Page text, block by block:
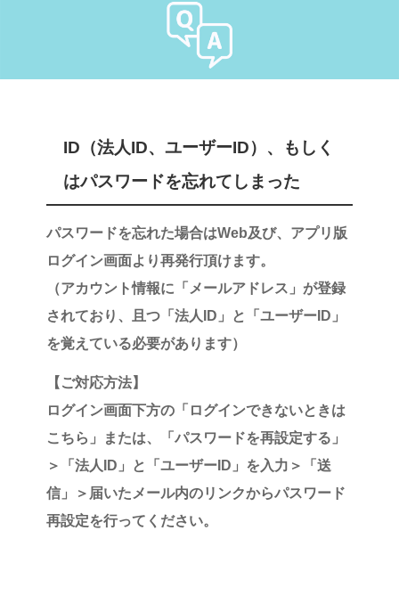
ID（法人ID、ユーザーID）、もしく
はパスワードを忘れてしまった
パスワードを忘れた場合はWeb及び、アプリ版
ログイン画面より再発行頂けます。
（アカウント情報に 「メールアドレス」 が登録
されており、且つ 「法人ID」 と
「ユーザーID」
を覚えている必要があります）
【ご対応方法】
ログイン画面下方の 「ログインできないときは
こちら」
または、
「パスワードを再設定する」
＞
「法人ID」 と 「ユーザーID」 を入力＞
「送
信」
＞届いたメール内のリンクからパスワード
再設定を行ってください。